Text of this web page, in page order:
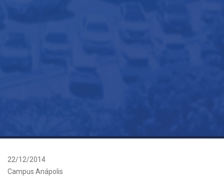
22/12/2014
Campus Anápolis